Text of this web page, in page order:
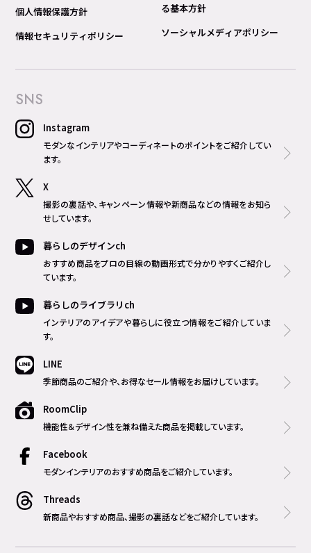
個人情報保護方針
情報セキュリティポリシー
る基本方針
ソーシャルメディアポリシー
SNS
Instagram
モダンなインテリアやコーディネートのポイントをご紹介してい
ます。
X
撮影の裏話や、キャンペーン情報や新商品などの情報をお知ら
せしています。
暮らしのデザインch
おすすめ商品をプロの目線の動画形式で分かりやすくご紹介し
ています。
暮らしのライブラリch
インテリアのアイデアや暮らしに役立つ情報をご紹介していま
す。
LINE
季節商品のご紹介や、お得なセール情報をお届けしています。
RoomClip
機能性＆デザイン性を兼ね備えた商品を掲載しています。
Facebook
モダンインテリアのおすすめ商品をご紹介しています。
Threads
新商品やおすすめ商品、撮影の裏話などをご紹介しています。